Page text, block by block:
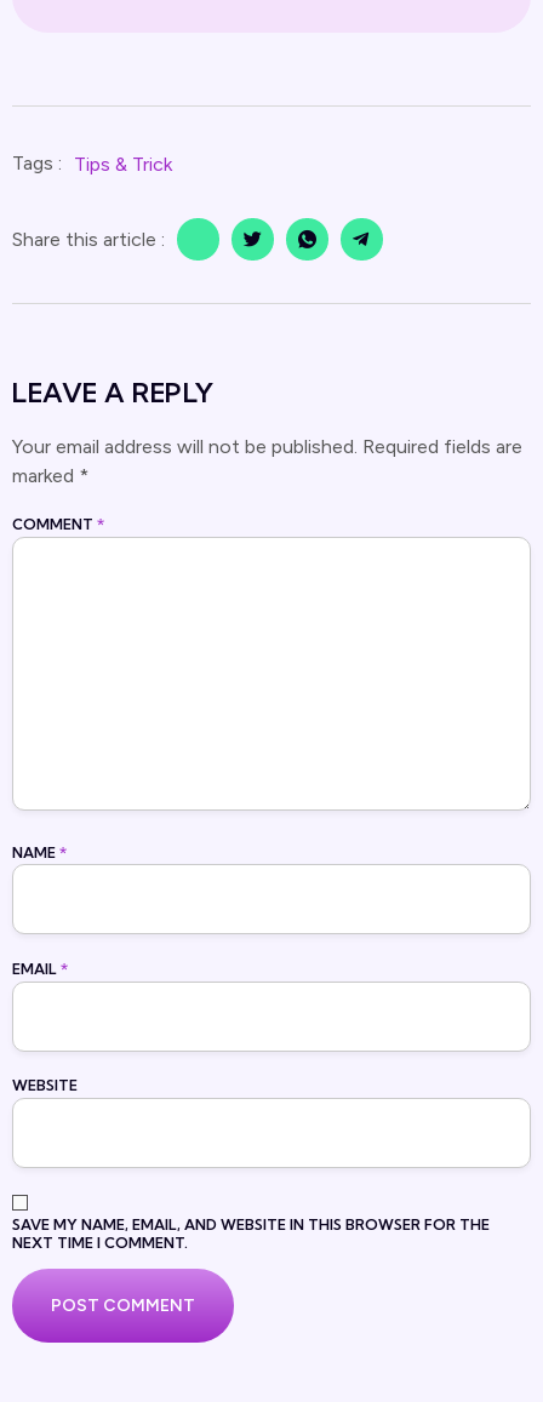
Tags : Tips & Trick
Share this article :
LEAVE A REPLY
Your email address will not be published. Required fields are
marked *
COMMENT *
NAME *
EMAIL *
WEBSITE
SAVE MY NAME, EMAIL, AND WEBSITE IN THIS BROWSER FOR THE
NEXT TIME I COMMENT.